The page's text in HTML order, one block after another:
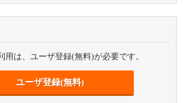
用は、ユーザ登録(無料)が必要です。
ユーザ登録(無料)